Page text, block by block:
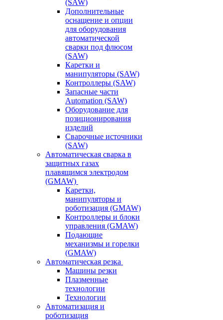
(SAW)
Дополнительные
оснащение и опции
для оборудования
автоматической
сварки под флюсом
(SAW)
Каретки и
манипуляторы (SAW)
Контроллеры (SAW)
Запасные части
Automation (SAW)
Оборудование для
позиционирования
изделий
Сварочные источники
(SAW)
Автоматическая сварка в
защитных газах
плавящимся электродом
(GMAW)
Каретки,
манипуляторы и
роботизация (GMAW)
Контроллеры и блоки
управления (GMAW)
Подающие
механизмы и горелки
(GMAW)
Автоматическая резка
Машины резки
Плазменные
технологии
Технологии
Автоматизация и
роботизация